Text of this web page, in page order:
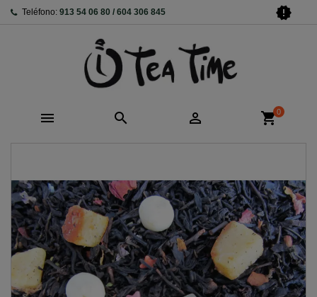
Teléfono: 913 54 06 80 / 604 306 845 new_releases
   shopping_cart0